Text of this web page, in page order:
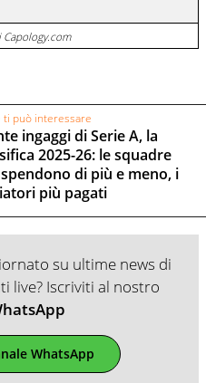
ti può interessare
ingaggi di Serie A, la
2025-26: le squadre
di più e meno, i
più pagati
su ultime news di
live? Iscriviti al nostro
WhatsApp